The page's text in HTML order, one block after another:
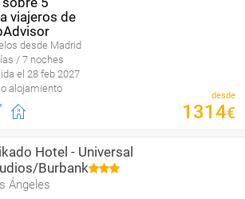
desde Madrid
/ 7 noches
el 28 feb 2027
alojamiento
desde
1314€
Hotel - Universal
Burbank
Ángeles